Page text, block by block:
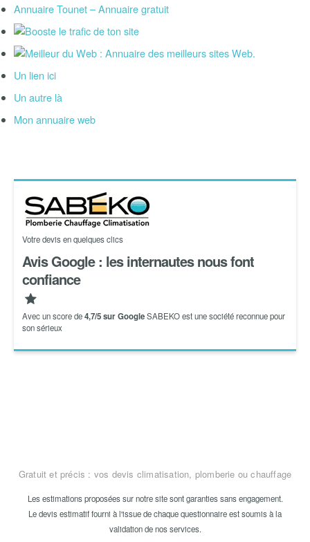
Annuaire Tounet – Annuaire gratuit
Un lien ici
Un autre là
Mon annuaire web
Votre devis en quelques clics
Avis Google : les internautes nous font
confiance
Avec un score de4,7/5 sur GoogleSABEKO est une société reconnue pour
son sérieux
Gratuit et précis : vos devis climatisation, plomberie ouchauffage
Les estimations proposées sur notre site sont garanties sans engagement.
Le devis estimatif fourni à l'issue de chaque questionnaire est soumis à la
validation de nos services.